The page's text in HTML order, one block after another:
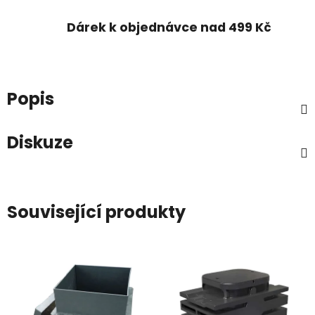
Dárek k objednávce nad 499 Kč
Popis
Diskuze
Související produkty